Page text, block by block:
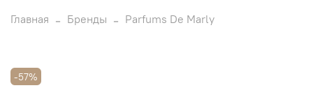
Главная Бренды Parfums De Marly
-57%